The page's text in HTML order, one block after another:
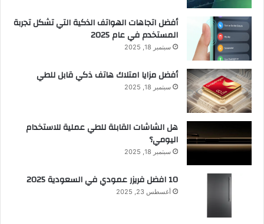
أفضل اتجاهات الهواتف الذكية التي تشكل تجربة
المستخدم في عام 2025
سبتمبر 18, 2025
أفضل مزايا امتلاك هاتف ذكي قابل للطي
سبتمبر 18, 2025
هل الشاشات القابلة للطي عملية للاستخدام
اليومي؟
سبتمبر 18, 2025
10 افضل فريزر عمودي​ في السعودية​ 2025
أغسطس 23, 2025